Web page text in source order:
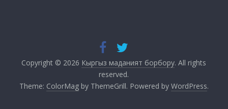
Copyright © 2026 Кыргыз маданият борбору. All rights
reserved.
Theme: ColorMagby ThemeGrill. Powered by WordPress.